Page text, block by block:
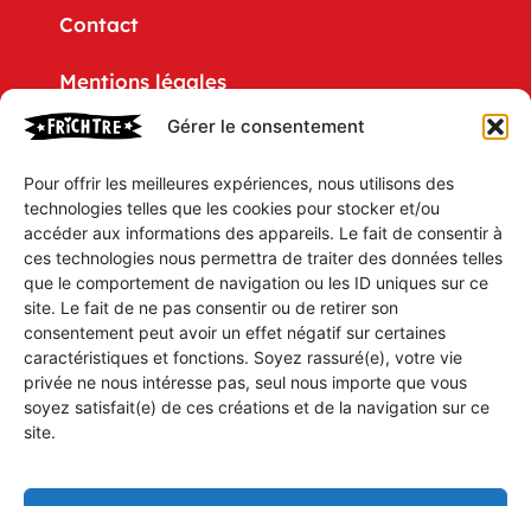
Gérer le consentement
Pour offrir les meilleures expériences, nous utilisons des
technologies telles que les cookies pour stocker et/ou
accéder aux informations des appareils. Le fait de consentir à
ces technologies nous permettra de traiter des données telles
que le comportement de navigation ou les ID uniques sur ce
site. Le fait de ne pas consentir ou de retirer son
consentement peut avoir un effet négatif sur certaines
caractéristiques et fonctions. Soyez rassuré(e), votre vie
privée ne nous intéresse pas, seul nous importe que vous
soyez satisfait(e) de ces créations et de la navigation sur ce
site.
Contact
Mentions légales
Politique de confidentialité
CGV
Mon compte
Mon Panier
Vous souhaitez être tenu(e) aux parfums des
dernières parutions, idées ou humeurs des
Prestigieux Établissements FRiCHTRE ?